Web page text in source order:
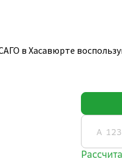
в Хасавюрте